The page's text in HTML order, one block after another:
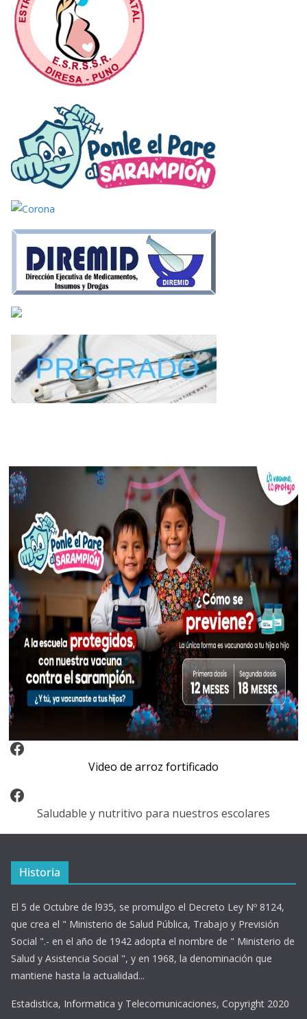
Video Arroz Fortificado
Video de arroz fortificado
Facebook
Saludable y nutritivo para nuestros escolares
Historia
El 5 de Octubre de l935, se promulgo el Decreto Ley Nº 8124,
que crea el " Ministerio de Salud Pública, Trabajo y Previsión
Social ".- en el año de 1942 adopta el nombre de " Ministerio de
Salud y Asistencia Social ", y en 1968, la denominación que
mantiene hasta la actualidad...
Estadistica, Informatica y Telecomunicaciones, Copyright 2020